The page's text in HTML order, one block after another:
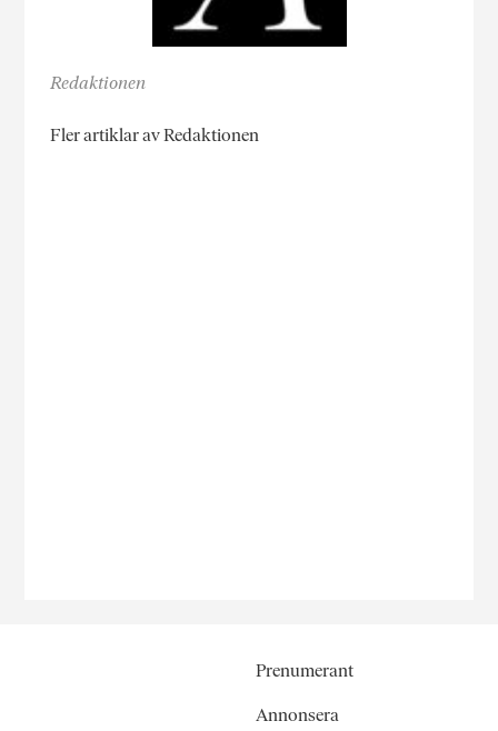
Redaktionen
Fler artiklar av Redaktionen
Prenumerant
Annonsera